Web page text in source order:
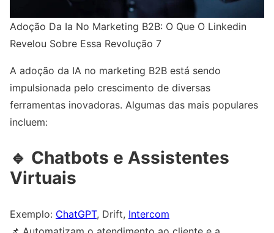
Adoção Da Ia No Marketing B2B: O Que O Linkedin
Revelou Sobre Essa Revolução 7
A adoção da IA no marketing B2B está sendo
impulsionada pelo crescimento de diversas
ferramentas inovadoras. Algumas das mais populares
incluem:
🔹 Chatbots e Assistentes
Virtuais
Exemplo: ChatGPT, Drift, Intercom